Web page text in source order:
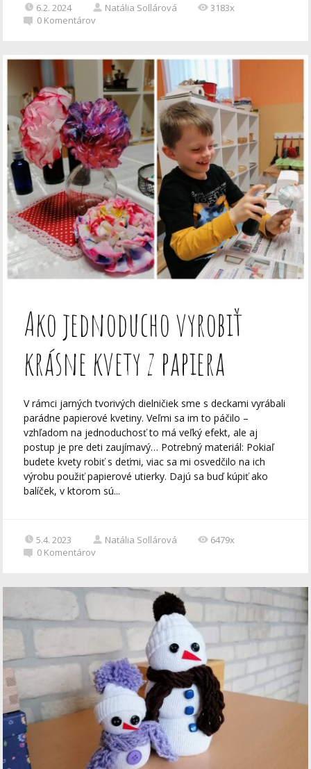
6.2. 2024 Natália Sollárová
3183x
0 Komentárov
Ako jednoducho vyrobiť
krásne kvety z papiera
V rámci jarných tvorivých dielničiek sme s deckami vyrábali
parádne papierové kvetiny. Veľmi sa im to páčilo –
vzhľadom na jednoduchosť to má veľký efekt, ale aj
postup je pre deti zaujímavý… Potrebný materiál: Pokiaľ
budete kvety robiť s deťmi, viac sa mi osvedčilo na ich
výrobu použiť papierové utierky. Dajú sa buď kúpiť ako
balíček, v ktorom sú...
5.4. 2023 Natália Sollárová
6479x
0 Komentárov